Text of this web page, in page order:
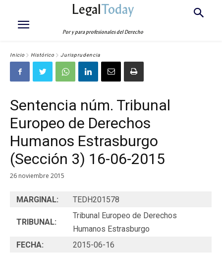
LegalToday
Por y para profesionales del Derecho
Inicio Histórico Jurisprudencia
Sentencia núm. Tribunal
Europeo de Derechos
Humanos Estrasburgo
(Sección 3) 16-06-2015
26 noviembre 2015
MARGINAL: TEDH201578
TRIBUNAL:
Tribunal Europeo de Derechos
Humanos Estrasburgo
FECHA:
2015-06-16